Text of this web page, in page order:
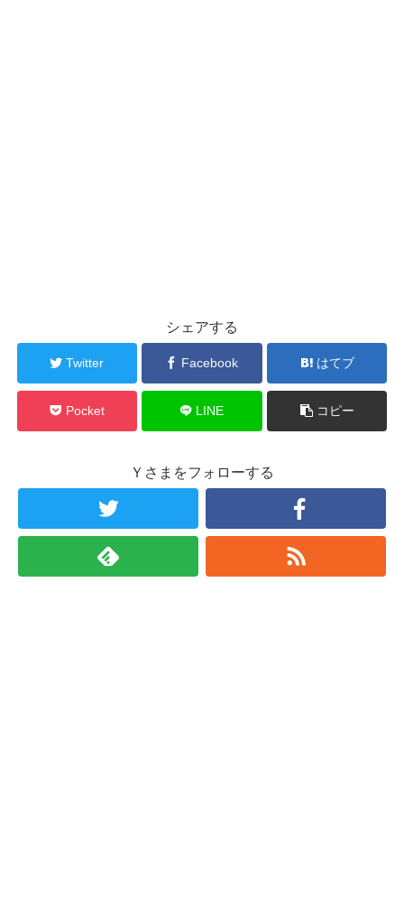
シェアする
Twitter Facebook はてブ
Pocket LINE コピー
Ｙさまをフォローする